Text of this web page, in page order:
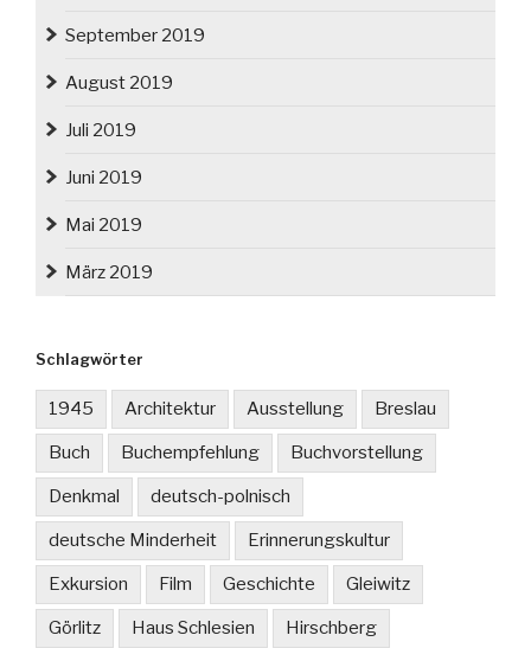
September 2019
August 2019
Juli 2019
Juni 2019
Mai 2019
März 2019
Schlagwörter
1945 Architektur Ausstellung Breslau
Buch Buchempfehlung Buchvorstellung
Denkmal deutsch-polnisch
deutsche Minderheit Erinnerungskultur
Exkursion Film Geschichte Gleiwitz
Görlitz Haus Schlesien Hirschberg